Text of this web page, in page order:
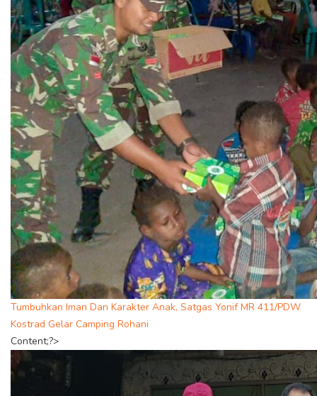
Tumbuhkan Iman Dan Karakter Anak, Satgas Yonif MR 411/PDW
Kostrad Gelar Camping Rohani
Content;?>